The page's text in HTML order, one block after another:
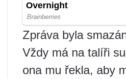
Zpráva byla
Vždy má na talíři
ona mu řekla, aby